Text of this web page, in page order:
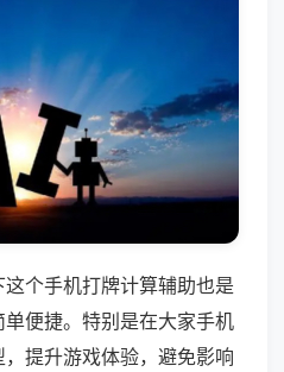
个手机打牌计算辅助也是
便捷。特别是在大家手机
提升游戏体验，避免影响